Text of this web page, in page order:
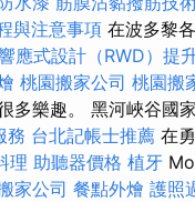
與注意事項 在波多黎
應式設計（RWD）提
桃園搬家公司 桃園搬
多樂趣。 黑河峽谷國
務 台北記帳士推薦 在
理 助聽器價格 植牙
家公司 餐點外燴 護照